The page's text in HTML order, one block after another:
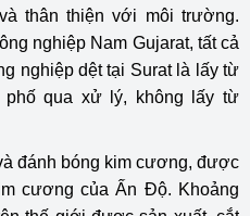
thân thiện với môi trường.
nghiệp Nam Gujarat, tất cả
nghiệp dệt tại Surat là lấy từ
phố qua xử lý, không lấy từ
đánh bóng kim cương, được
cương của Ấn Độ. Khoảng